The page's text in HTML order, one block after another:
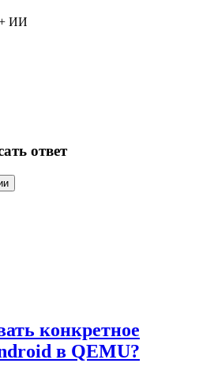
+ ИИ
ответ
конкретное
в QEMU?